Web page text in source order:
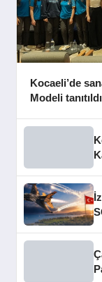
Kocaeli’de
Modeli tanıtıldı